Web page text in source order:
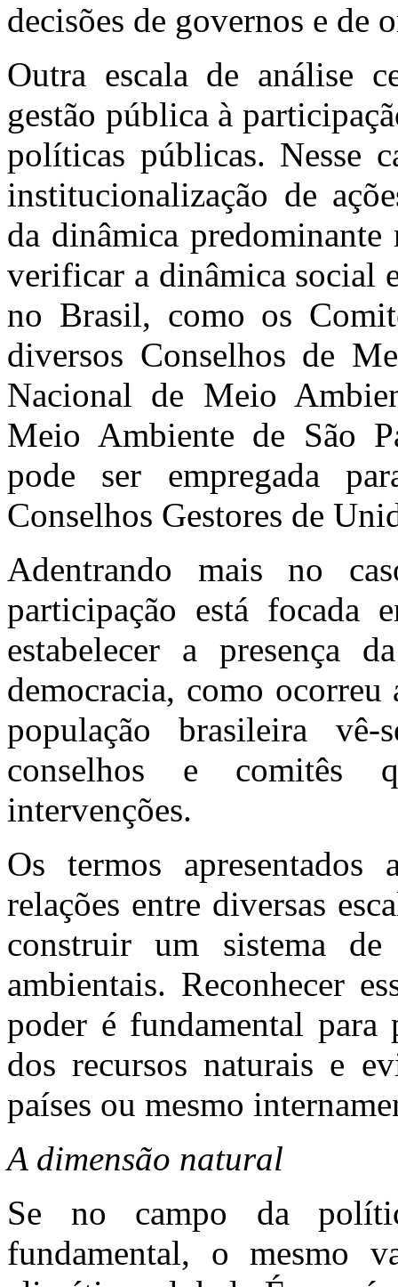
decisões de governos e de
Outra escala de análise
gestão pública à
políticas públicas. Nesse
institucionalização de
da dinâmica predominante
verificar a dinâmica social
no Brasil, como os
diversos Conselhos de
Nacional de Meio
Meio Ambiente de São
pode ser empregada
Conselhos Gestores de
Adentrando mais no
participação está focada
estabelecer a presença
democracia, como ocorreu
população brasileira
conselhos e comitês
intervenções.
Os termos
relações entre diversas
construir um sistema
ambientais. Reconhecer
poder é fundamental para
dos recursos naturais e
países ou mesmo
A dimensão natural
Se no campo da
fundamental, o mesmo